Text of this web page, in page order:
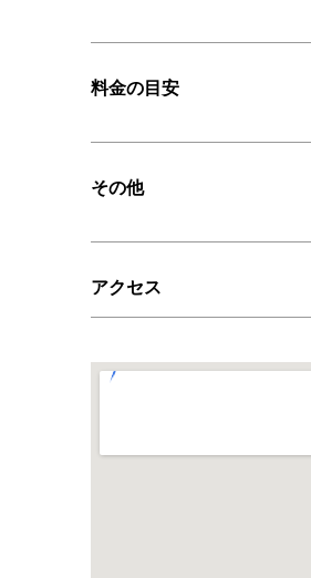
料金の目安
その他
アクセス